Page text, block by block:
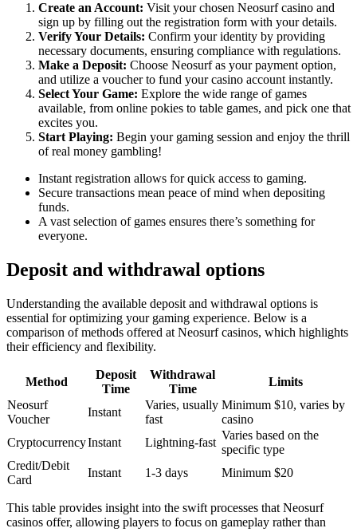
Create an Account: Visit your chosen Neosurf casino and
sign up by filling out the registration form with your details.
Verify Your Details: Confirm your identity by providing
necessary documents, ensuring compliance with regulations.
Make a Deposit: Choose Neosurf as your payment option,
and utilize a voucher to fund your casino account instantly.
Select Your Game: Explore the wide range of games
available, from online pokies to table games, and pick one that
excites you.
Start Playing: Begin your gaming session and enjoy the thrill
of real money gambling!
Instant registration allows for quick access to gaming.
Secure transactions mean peace of mind when depositing
funds.
A vast selection of games ensures there’s something for
everyone.
Deposit and withdrawal options
Understanding the available deposit and withdrawal options is
essential for optimizing your gaming experience. Below is a
comparison of methods offered at Neosurf casinos, which highlights
their efficiency and flexibility.
Method
Deposit
Time
Withdrawal
Time
Limits
Neosurf
Voucher
Instant
Varies, usually
fast
Minimum $10, varies by
casino
CryptocurrencyInstant Lightning-fast
Varies based on the
specific type
Credit/Debit
Card
Instant 1-3 days Minimum $20
This table provides insight into the swift processes that Neosurf
casinos offer, allowing players to focus on gameplay rather than